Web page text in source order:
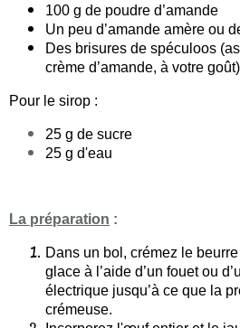
100 g de poudre d’amande
Un peu d’amande amère ou
Des brisures de spéculoos
crème d’amande, à votre goût)
Pour le sirop :
25 g de sucre
25 g d'eau
La préparation :
Dans un bol, crémez le
glace à l’aide d’un fouet ou
électrique jusqu’à ce que la
crémeuse.